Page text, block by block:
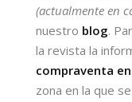
(actualmente en
nuestro blog.
la revista la
compraventa
zona en la que